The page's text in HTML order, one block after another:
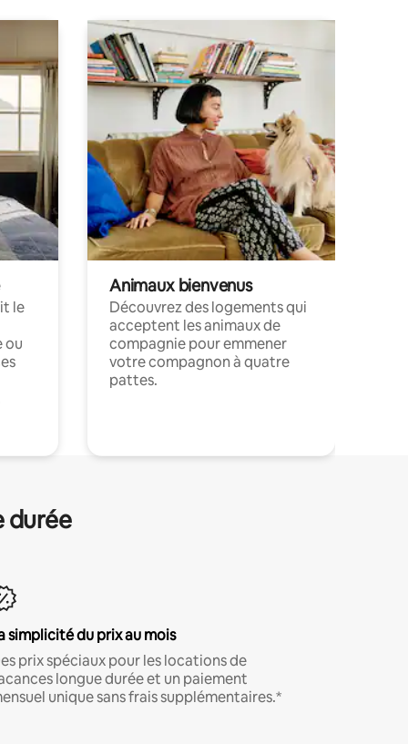
le
ou
Animaux bienvenus
Découvrez des logements qui
acceptent les animaux de
compagnie pour emmener
votre compagnon à quatre
pattes.
durée
simplicité du prix au mois
prix spéciaux pour les locations de
longue durée et un paiement
unique sans frais supplémentaires.*